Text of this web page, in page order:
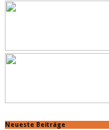
Neueste Beiträge